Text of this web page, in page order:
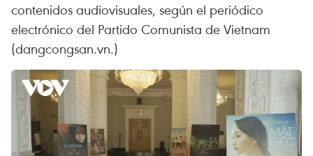
contenidos audiovisuales, según el periódico
electrónico del Partido Comunista de Vietnam
(dangcongsan.vn.)